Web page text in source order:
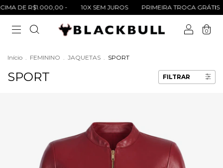
DE R$1.000,00 - 10X SEM JUROS PRIMEIRA TROCA GRÁTIS
0
Início . FEMININO . JAQUETAS . SPORT
SPORT FILTRAR